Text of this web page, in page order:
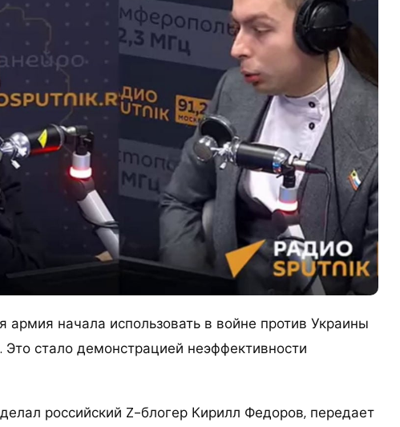
армия начала использовать в войне против Украины
стало демонстрацией неэффективности
российский Z-блогер Кирилл Федоров, передает